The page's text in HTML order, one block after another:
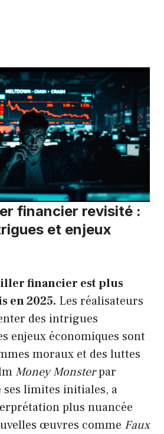
financier revisité :
et enjeux
financier est plus
en 2025. Les réalisateurs
des intrigues
enjeux économiques sont
moraux et des luttes
Money Monsterpar
ses limites initiales, a
plus nuancée
œuvres comme Faux